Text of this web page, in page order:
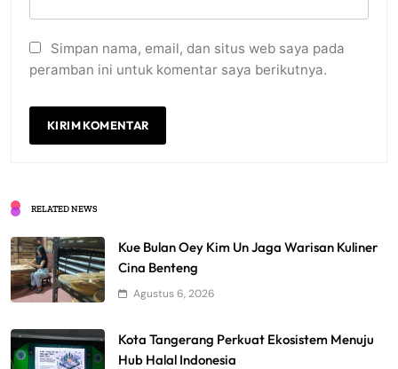
Simpan nama, email, dan situs web saya pada
peramban ini untuk komentar saya berikutnya.
RELATED NEWS
Kue Bulan Oey Kim Un Jaga Warisan Kuliner
Cina Benteng
Agustus 6, 2026
Kota Tangerang Perkuat Ekosistem Menuju
Hub Halal Indonesia